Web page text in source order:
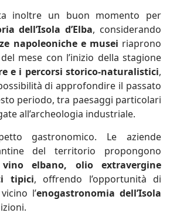
inoltre un buon momento per
dell’Isola d’Elba, considerando
napoleoniche e musei riaprono
mese con l’inizio della stagione
e i percorsi storico-naturalistici,
di approfondire il passato
periodo, tra paesaggi particolari
all’archeologia industriale.
gastronomico. Le aziende
del territorio propongono
elbano, olio extravergine
tipici, offrendo l’opportunità di
l’enogastronomia dell’Isola